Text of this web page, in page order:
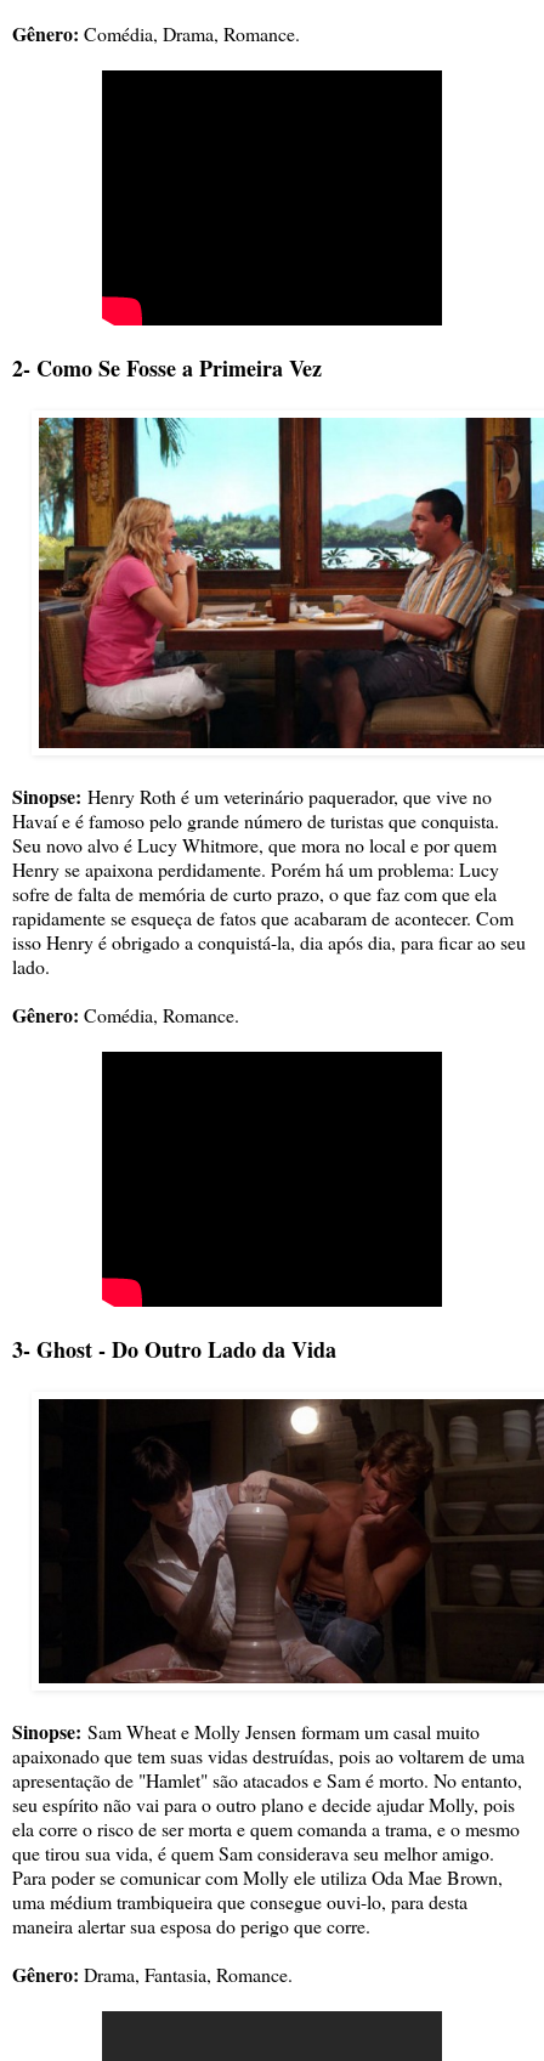
Gênero: Comédia, Drama, Romance.
2- Como Se Fosse a Primeira Vez
Sinopse: Henry Roth é um veterinário paquerador, que vive no
Havaí e é famoso pelo grande número de turistas que conquista.
Seu novo alvo é Lucy Whitmore, que mora no local e por quem
Henry se apaixona perdidamente. Porém há um problema: Lucy
sofre de falta de memória de curto prazo, o que faz com que ela
rapidamente se esqueça de fatos que acabaram de acontecer. Com
isso Henry é obrigado a conquistá-la, dia após dia, para ficar ao seu
lado.
Gênero: Comédia, Romance.
3- Ghost - Do Outro Lado da Vida
Sinopse: Sam Wheat e Molly Jensen formam um casal muito
apaixonado que tem suas vidas destruídas, pois ao voltarem de uma
apresentação de "Hamlet" são atacados e Sam é morto. No entanto,
seu espírito não vai para o outro plano e decide ajudar Molly, pois
ela corre o risco de ser morta e quem comanda a trama, e o mesmo
que tirou sua vida, é quem Sam considerava seu melhor amigo.
Para poder se comunicar com Molly ele utiliza Oda Mae Brown,
uma médium trambiqueira que consegue ouvi-lo, para desta
maneira alertar sua esposa do perigo que corre.
Gênero: Drama, Fantasia, Romance.